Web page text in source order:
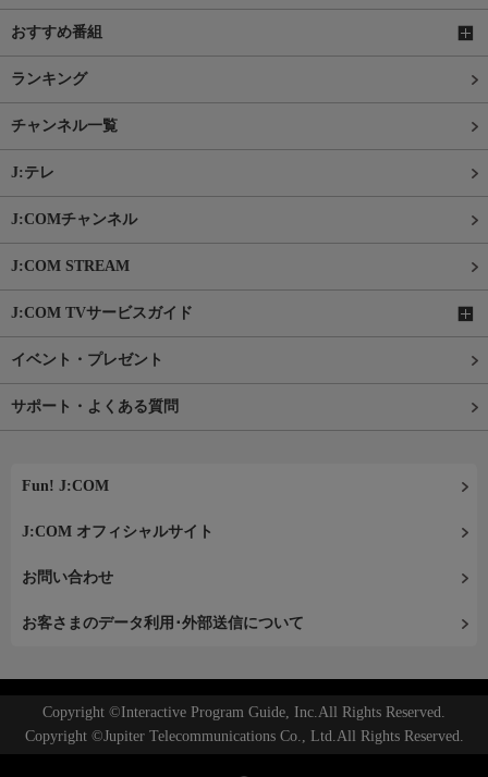
おすすめ番組
ランキング
チャンネル一覧
J:テレ
J:COMチャンネル
J:COM STREAM
J:COM TVサービスガイド
イベント・プレゼント
サポート・よくある質問
Fun! J:COM
J:COM オフィシャルサイト
お問い合わせ
お客さまのデータ利用･外部送信について
Copyright ©Interactive Program Guide, Inc.All Rights Reserved.
Copyright ©Jupiter Telecommunications Co., Ltd.All Rights Reserved.